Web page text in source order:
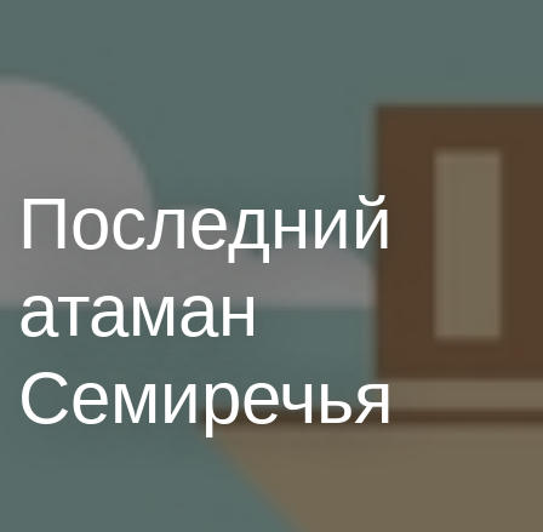
Последний
атаман
Семиречья